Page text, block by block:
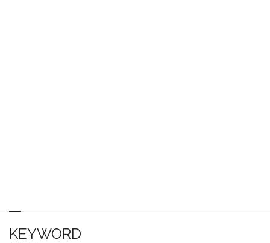
KEYWORD